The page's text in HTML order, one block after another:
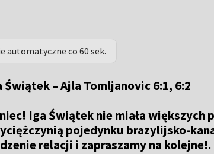
automatyczne co 60 sek.
Świątek – Ajla Tomljanovic 6:1, 6:2
Iga Świątek nie miała
pojedynku brazylijsko-
relacji i zapraszamy na kolejne!.